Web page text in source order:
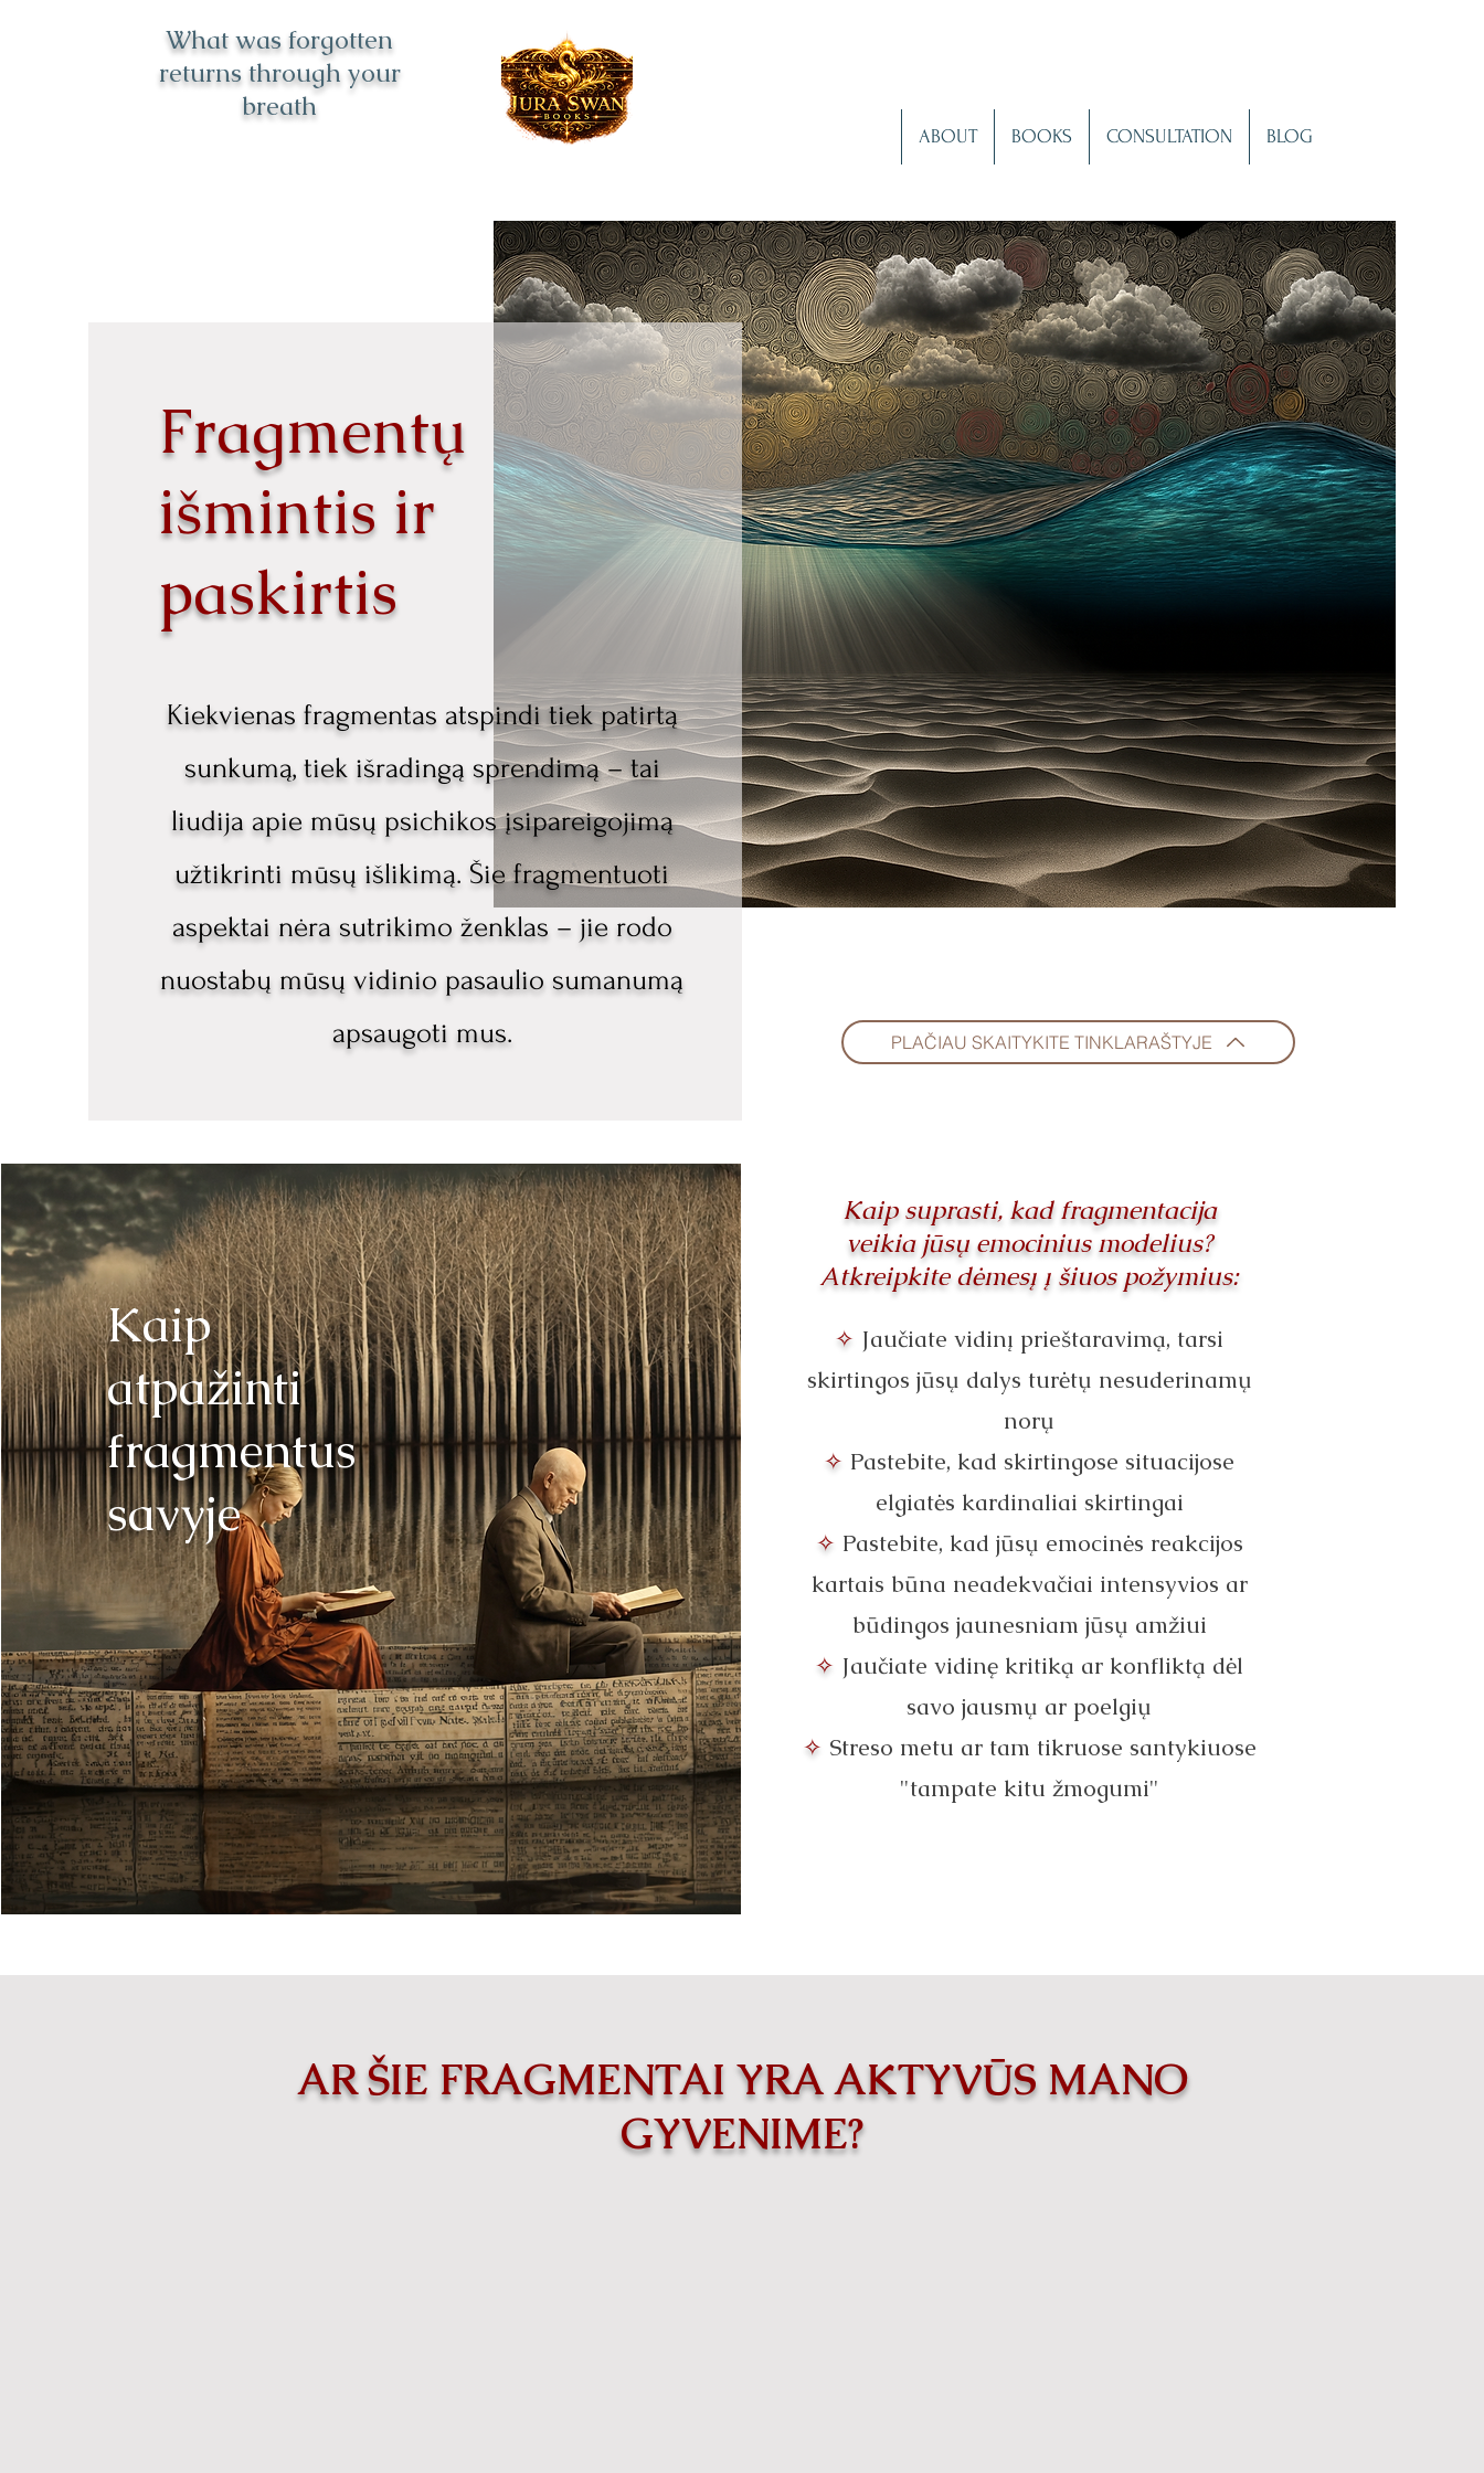
What was forgotten
returns through your
breath
ABOUT BOOKS CONSULTATION BLOG
Fragmentų
išmintis ir
paskirtis
Kiekvienas fragmentas atspindi tiek patirtą
sunkumą, tiek išradingą sprendimą – tai
liudija apie mūsų psichikos įsipareigojimą
užtikrinti mūsų išlikimą. Šie fragmentuoti
aspektai nėra sutrikimo ženklas – jie rodo
nuostabų mūsų vidinio pasaulio sumanumą
apsaugoti mus.
PLAČIAU SKAITYKITE TINKLARAŠTYJE
Kaip
atpažinti
fragmentus
savyje
Kaip suprasti, kad fragmentacija
veikia jūsų emocinius modelius?
Atkreipkite dėmesį į šiuos požymius:
✧ Jaučiate vidinį prieštaravimą, tarsi
skirtingos jūsų dalys turėtų nesuderinamų
norų
✧ Pastebite, kad skirtingose situacijose
elgiatės kardinaliai skirtingai
✧ Pastebite, kad jūsų emocinės reakcijos
kartais būna neadekvačiai intensyvios ar
būdingos jaunesniam jūsų amžiui
✧ Jaučiate vidinę kritiką ar konfliktą dėl
savo jausmų ar poelgių
✧ Streso metu ar tam tikruose santykiuose
"tampate kitu žmogumi"​
AR ŠIE FRAGMENTAI YRA AKTYVŪS MANO
GYVENIME?